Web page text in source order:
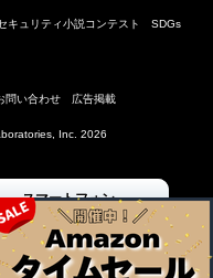
キュリティ小説コンテスト SDGs
問い合わせ 広告掲載
Inc. 2026
スマートフォン